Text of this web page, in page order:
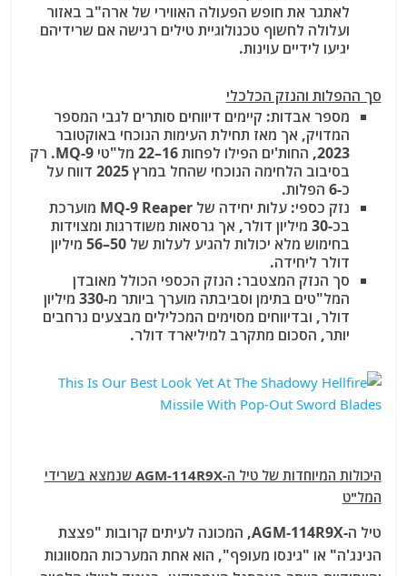
לאתגר את חופש הפעולה האווירי של ארה"ב באזור
ועלולה לחשוף טכנולוגיית טילים רגישה אם שרידיהם
יגיעו לידיים עוינות.
סך ההפלות והנזק הכלכלי
מספר אבדות: קיימים דיווחים סותרים לגבי המספר
המדויק, אך מאז תחילת העימות הנוכחי באוקטובר
2023, החות'ים הפילו לפחות
16–22 מל"טי MQ-9
. רק
בסיבוב הלחימה הנוכחי שהחל במרץ 2025 דווח על
כ-6 הפלות.
נזק כספי:
עלות יחידה של MQ-9 Reaper מוערכת
בכ-30 מיליון דולר
, אך גרסאות משודרגות ומצוידות
בחימוש מלא יכולות להגיע לעלות של
50–56 מיליון
דולר ליחידה.
סך הנזק המצטבר: הנזק הכספי הכולל מאובדן
המל"טים בתימן וסביבתה מוערך ביותר מ-
330 מיליון
דולר, ובדיווחים מסוימים המכלילים מבצעים נרחבים
יותר, הסכום מתקרב למיליארד דולר.
היכולות המיוחדות של טיל ה-AGM-114R9X שנמצא בשרידי
המל"ט
טיל ה-AGM-114R9X, המכונה לעיתים קרובות "פצצת
הנינג'ה" או "גינסו מעופף", הוא אחת המערכות המסווגות